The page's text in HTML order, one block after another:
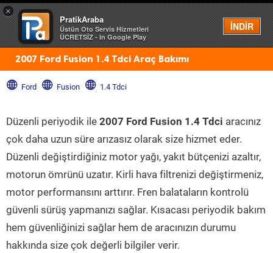
×
PratikAraba
Üstün Oto Servis Hizmetleri
ÜCRETSİZ - In Google Play
İNDİR
Menü
2007 Ford Fusion 1.4 Tdci Araç Bakımı
Ford Fusion 1.4 Tdci
Düzenli periyodik ile 2007 Ford Fusion 1.4 Tdci aracınız
çok daha uzun süre arızasız olarak size hizmet eder.
Düzenli değiştirdiğiniz motor yağı, yakıt bütçenizi azaltır,
motorun ömrünü uzatır. Kirli hava filtrenizi değiştirmeniz,
motor performansını arttırır. Fren balataların kontrolü
güvenli sürüş yapmanızı sağlar. Kısacası periyodik bakım
hem güvenliğinizi sağlar hem de aracınızın durumu
hakkında size çok değerli bilgiler verir.